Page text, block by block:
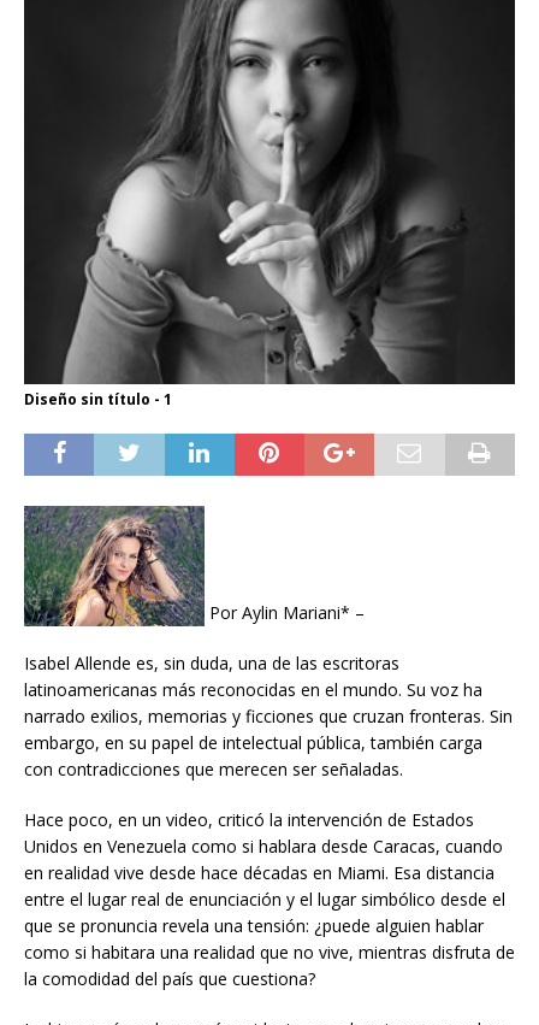
Diseño sin título - 1
Por Aylin Mariani* –
Isabel Allende es, sin duda, una de las escritoras
latinoamericanas más reconocidas en el mundo. Su voz ha
narrado exilios, memorias y ficciones que cruzan fronteras. Sin
embargo, en su papel de intelectual pública, también carga
con contradicciones que merecen ser señaladas.
Hace poco, en un video, criticó la intervención de Estados
Unidos en Venezuela como si hablara desde Caracas, cuando
en realidad vive desde hace décadas en Miami. Esa distancia
entre el lugar real de enunciación y el lugar simbólico desde el
que se pronuncia revela una tensión: ¿puede alguien hablar
como si habitara una realidad que no vive, mientras disfruta de
la comodidad del país que cuestiona?